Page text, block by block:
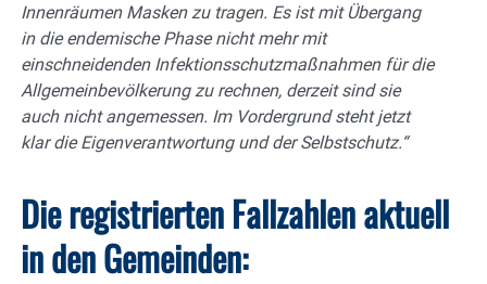
Innenräumen Masken zu tragen. Es ist mit Übergang
in die endemische Phase nicht mehr mit
einschneidenden Infektionsschutzmaßnahmen für die
Allgemeinbevölkerung zu rechnen, derzeit sind sie
auch nicht angemessen. Im Vordergrund steht jetzt
klar die Eigenverantwortung und der Selbstschutz.“
Die registrierten Fallzahlen aktuell
in den Gemeinden: